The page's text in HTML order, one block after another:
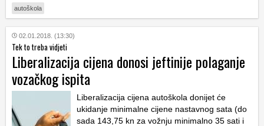
autoškola
02.01.2018. (13:30)
Tek to treba vidjeti
Liberalizacija cijena donosi jeftinije polaganje
vozačkog ispita
Liberalizacija cijena autoškola donijet će
ukidanje minimalne cijene nastavnog sata (do
sada 143,75 kn za vožnju minimalno 35 sati i